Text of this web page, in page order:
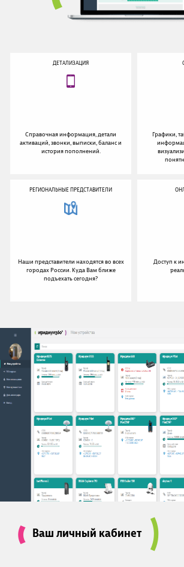
ДЕТАЛИЗАЦИЯ
Справочная информация, детали
активаций, звонки, выписки, баланс и
история пополнений.
Графики,
РЕГИОНАЛЬНЫЕ ПРЕДСТАВИТЕЛИ
Наши представители находятся во всех
городах России. Куда Вам ближе
подъехать сегодня?
Доступ к
Ваш личный кабинет